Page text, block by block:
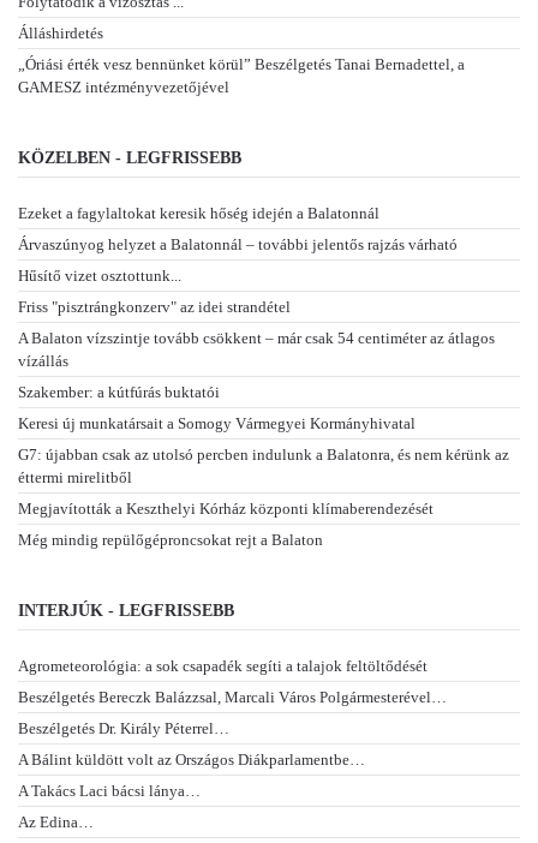
Álláshirdetés
„Óriási érték vesz bennünket körül” Beszélgetés Tanai Bernadettel, a
GAMESZ intézményvezetőjével
KÖZELBEN - LEGFRISSEBB
Ezeket a fagylaltokat keresik hőség idején a Balatonnál
Árvaszúnyog helyzet a Balatonnál – további jelentős rajzás várható
Hűsítő vizet osztottunk...
Friss "pisztrángkonzerv" az idei strandétel
A Balaton vízszintje tovább csökkent – már csak 54 centiméter az átlagos
vízállás
Szakember: a kútfúrás buktatói
Keresi új munkatársait a Somogy Vármegyei Kormányhivatal
G7: újabban csak az utolsó percben indulunk a Balatonra, és nem kérünk az
éttermi mirelitből
Megjavították a Keszthelyi Kórház központi klímaberendezését
Még mindig repülőgéproncsokat rejt a Balaton
INTERJÚK - LEGFRISSEBB
Agrometeorológia: a sok csapadék segíti a talajok feltöltődését
Beszélgetés Bereczk Balázzsal, Marcali Város Polgármesterével…
Beszélgetés Dr. Király Péterrel…
A Bálint küldött volt az Országos Diákparlamentbe…
A Takács Laci bácsi lánya…
Az Edina…